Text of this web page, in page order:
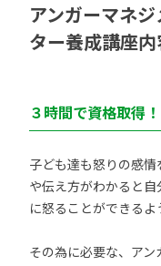
アンガーマネ
ター養成講座
３時間で資格取得！
子ども達も怒りの感
や伝え方がわかると
に怒ることができるよ
その為に必要な、ア